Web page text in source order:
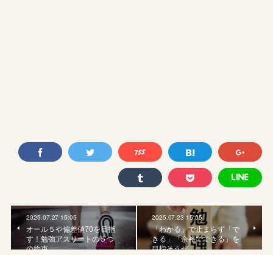
2025.07.27 15:05
オール５や偏差値70を目指
す！勉強アスリートの５つ
の約束
2025.07.23 15:05
「わかる」で止まらず「で
きる」「余裕でできる」を
目指そうぜ